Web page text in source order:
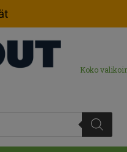
Koko